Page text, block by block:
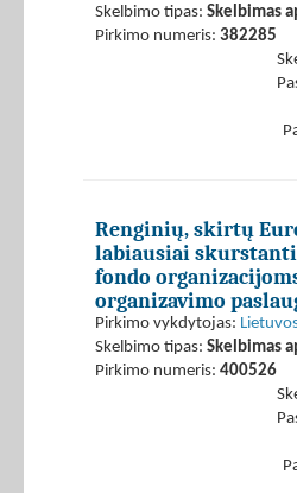
Skelbimo tipas: Skelbimas
Pirkimo numeris: 382285
Renginių, skirtų
labiausiai
fondo
organizavimo
Pirkimo vykdytojas:
Skelbimo tipas: Skelbimas
Pirkimo numeris: 400526